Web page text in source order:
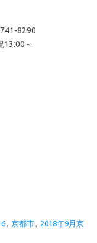
8290
～
, 京都市, 2018年9月京